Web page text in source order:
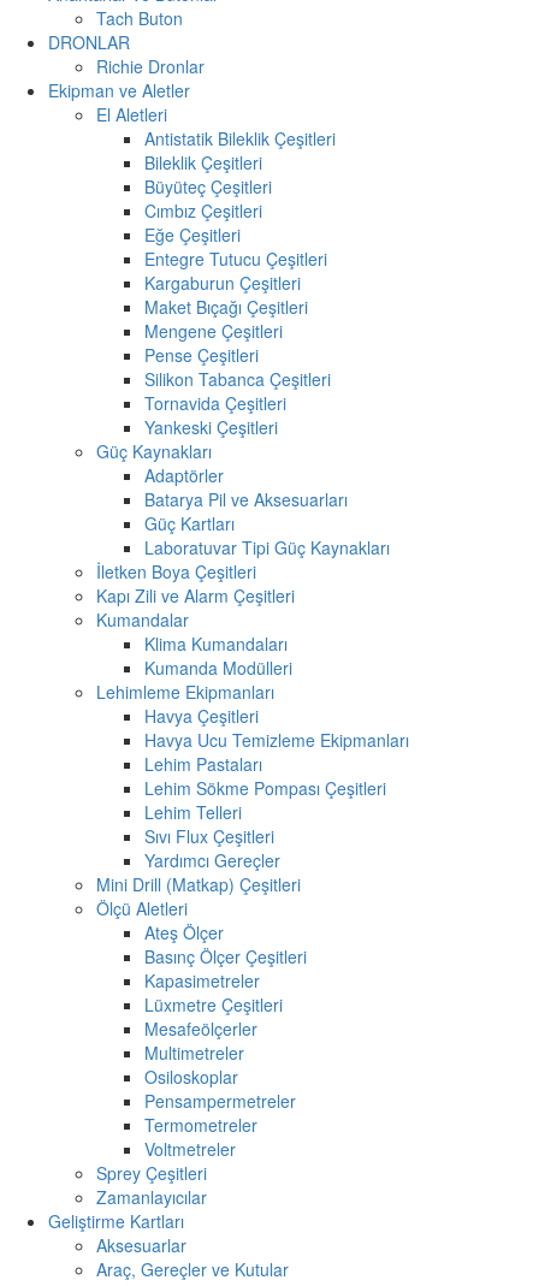
Tach Buton
DRONLAR
Richie Dronlar
Ekipman ve Aletler
El Aletleri
Antistatik Bileklik Çeşitleri
Bileklik Çeşitleri
Büyüteç Çeşitleri
Cımbız Çeşitleri
Eğe Çeşitleri
Entegre Tutucu Çeşitleri
Kargaburun Çeşitleri
Maket Bıçağı Çeşitleri
Mengene Çeşitleri
Pense Çeşitleri
Silikon Tabanca Çeşitleri
Tornavida Çeşitleri
Yankeski Çeşitleri
Güç Kaynakları
Adaptörler
Batarya Pil ve Aksesuarları
Güç Kartları
Laboratuvar Tipi Güç Kaynakları
İletken Boya Çeşitleri
Kapı Zili ve Alarm Çeşitleri
Kumandalar
Klima Kumandaları
Kumanda Modülleri
Lehimleme Ekipmanları
Havya Çeşitleri
Havya Ucu Temizleme Ekipmanları
Lehim Pastaları
Lehim Sökme Pompası Çeşitleri
Lehim Telleri
Sıvı Flux Çeşitleri
Yardımcı Gereçler
Mini Drill (Matkap) Çeşitleri
Ölçü Aletleri
Ateş Ölçer
Basınç Ölçer Çeşitleri
Kapasimetreler
Lüxmetre Çeşitleri
Mesafeölçerler
Multimetreler
Osiloskoplar
Pensampermetreler
Termometreler
Voltmetreler
Sprey Çeşitleri
Zamanlayıcılar
Geliştirme Kartları
Aksesuarlar
Araç, Gereçler ve Kutular